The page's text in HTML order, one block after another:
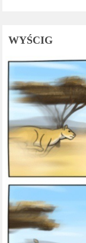
WYŚCIG